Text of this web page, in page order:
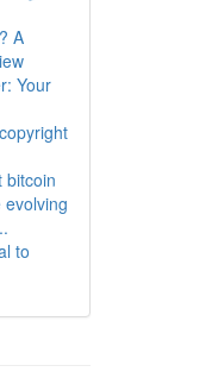
A
Your
bitcoin
evolving
to